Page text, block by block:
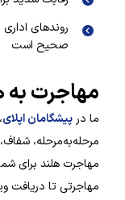
روندهای
صحیح است
مهاجرت به
ما درپیشگامان اپلای
مرحله‌به‌مرحله،
مهاجرت هلند برای
مهاجرتی تا دریافت